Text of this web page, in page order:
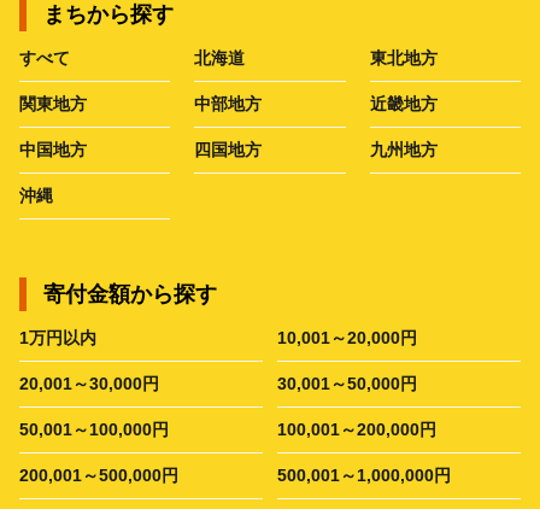
まちから探す
すべて 北海道 東北地方
関東地方 中部地方 近畿地方
中国地方 四国地方 九州地方
沖縄
寄付金額から探す
1万円以内 10,001～20,000円
20,001～30,000円 30,001～50,000円
50,001～100,000円 100,001～200,000円
200,001～500,000円 500,001～1,000,000円